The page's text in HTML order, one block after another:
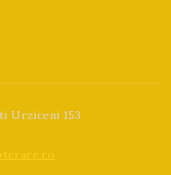
Urziceni 153